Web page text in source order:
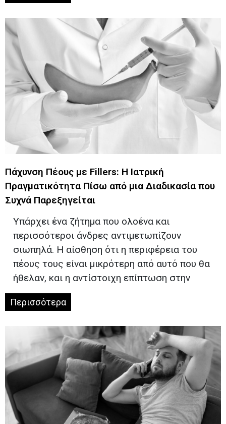
Πάχυνση Πέους με Fillers: Η Ιατρική
Πραγματικότητα Πίσω από μια Διαδικασία που
Συχνά Παρεξηγείται
Υπάρχει ένα ζήτημα που ολοένα και
περισσότεροι άνδρες αντιμετωπίζουν
σιωπηλά. Η αίσθηση ότι η περιφέρεια του
πέους τους είναι μικρότερη από αυτό που θα
ήθελαν, και η αντίστοιχη επίπτωση στην
Περισσότερα